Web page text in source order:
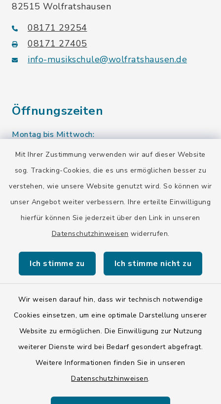
Mit Ihrer Zustimmung verwenden wir auf dieser Website
sog. Tracking-Cookies, die es uns ermöglichen besser zu
verstehen, wie unsere Website genutzt wird. So können wir
unser Angebot weiter verbessern. Ihre erteilte Einwilligung
hierfür können Sie jederzeit über den Link in unseren
Datenschutzhinweisen widerrufen.
Ich stimme zu Ich stimme nicht zu
Wir weisen darauf hin, dass wir technisch notwendige
Cookies einsetzen, um eine optimale Darstellung unserer
Website zu ermöglichen. Die Einwilligung zur Nutzung
weiterer Dienste wird bei Bedarf gesondert abgefragt.
Weitere Informationen finden Sie in unseren
Datenschutzhinweisen.
82515 Wolfratshausen
08171 29254
08171 27405
info-musikschule@wolfratshausen.de
Öffnungszeiten
Montag bis Mittwoch:
10.00-12.00 Uhr
Donnerstag:
10.00-12.00 Uhr
13.00-15.00 Uhr
Eine Terminvereinbarung ist auch außerhalb der
Öffnungszeiten möglich.
Kontakt
Datenschutz